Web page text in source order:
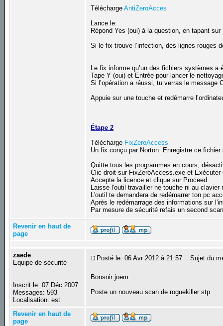
TéléchargeAntiZeroAcces
Lance le:
Répond Yes (oui) à la question, en tapant
Si le fix trouve l’infection, des lignes rouges
Le fix informe qu’un des fichiers systèmes a
Tape Y (oui) et Entrée pour lancer le
Si l’opération a réussi, tu verras le message
Appuie sur une touche et redémarre
Étape 2
Télécharge FixZeroAccess
Un fix conçu par Norton. Enregistre ce fichier
Quitte tous les programmes en cours,
Clic droit sur FixZeroAccess.exe et Exécuter
Accepte la licence et clique sur Proceed
Laisse l'outil travailler ne touche ni au clavier
L'outil te demandera de redémarrer ton pc
Après le redémarrage des informations sur
Par mesure de sécurité refais un second
Revenir en haut de
page
zaede
Equipe de sécurité
Inscrit le: 07 Déc 2007
Messages: 593
Localisation: est
Posté le: 06 Avr 2012 à 21:57 Sujet du
Bonsoir joem
Poste un nouveau scan de roguekiller stp
Revenir en haut de
page